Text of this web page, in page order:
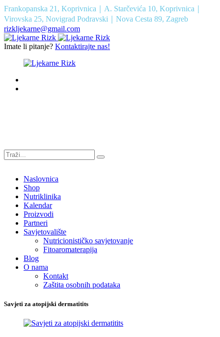
Frankopanska 21, Koprivnica｜A. Starčevića 10, Koprivnica｜
Virovska 25, Novigrad Podravski｜Nova Cesta 89, Zagreb
rizkljekarne@gmail.com
Imate li pitanje? Kontaktirajte nas!
Naslovnica
Shop
Nutriklinika
Kalendar
Proizvodi
Partneri
Savjetovalište
Nutricionističko savjetovanje
Fitoaromaterapija
Blog
O nama
Kontakt
Zaštita osobnih podataka
Savjeti za atopijski dermatitits